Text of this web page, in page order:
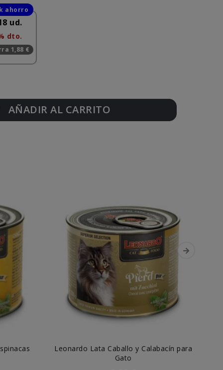
ud.
dto.
1,88 €
AÑADIR AL CARRITO
Leonardo Lata Caballo y Calabacín para
Gato